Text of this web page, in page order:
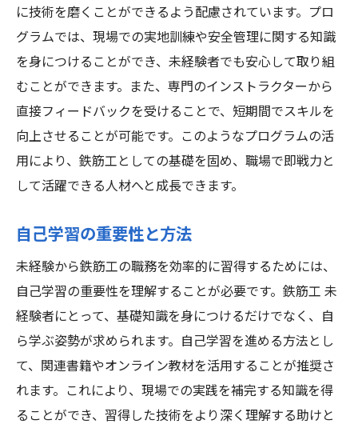
に技術を磨くことができるよう配慮されています。プロ
グラムでは、現場での実地訓練や安全管理に関する知識
を身につけることができ、未経験者でも安心して取り組
むことができます。また、専門のインストラクターから
直接フィードバックを受けることで、短期間でスキルを
向上させることが可能です。このようなプログラムの活
用により、鉄筋工としての基礎を固め、職場で即戦力と
して活躍できる人材へと成長できます。
自己学習の重要性と方法
未経験から鉄筋工の職務を効率的に習得するためには、
自己学習の重要性を理解することが必要です。鉄筋工 未
経験者にとって、基礎知識を身につけるだけでなく、自
ら学ぶ姿勢が求められます。自己学習を進める方法とし
て、関連書籍やオンライン教材を活用することが推奨さ
れます。これにより、現場での実践を補完する知識を得
ることができ、習得した技術をより深く理解する助けと